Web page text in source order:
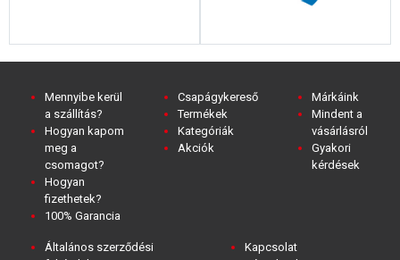
Mennyibe kerül
a szállítás?
Hogyan kapom
meg a
csomagot?
Hogyan
fizethetek?
100% Garancia
Csapágykereső
Termékek
Kategóriák
Akciók
Márkáink
Mindent a
vásárlásról
Gyakori
kérdések
Általános szerződési
Kapcsolat